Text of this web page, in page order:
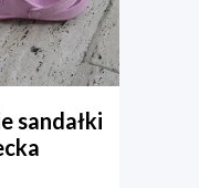
sandałki